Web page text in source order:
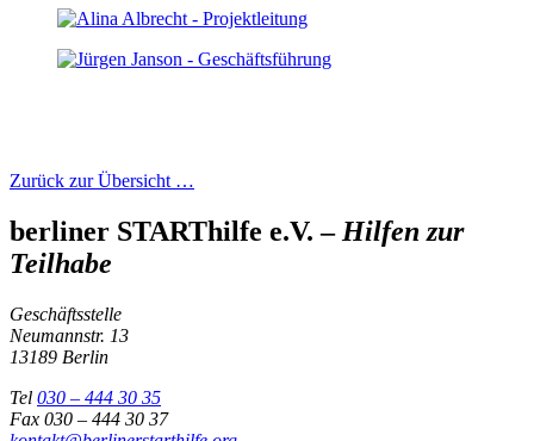
Zurück zur Übersicht …
berliner STARThilfe e.V. – Hilfen zur
Teilhabe
Geschäftsstelle
Neumannstr. 13
13189 Berlin
Tel 030 – 444 30 35
Fax 030 – 444 30 37